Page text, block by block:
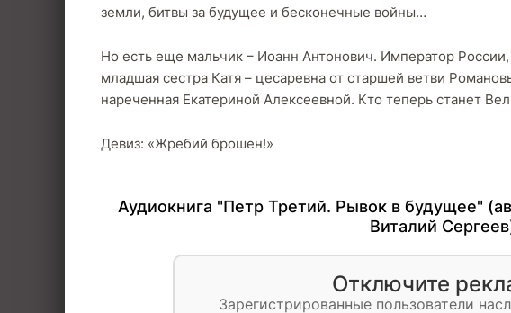
земли, битвы за будущее и бесконечные войны…
Но есть еще мальчик – Иоанн Антонович. Император
младшая сестра Катя – цесаревна от старшей ветви
нареченная Екатериной Алексеевной. Кто теперь станет
Девиз: «Жребий брошен!»
Аудиокнига "Петр Третий. Рывок в будущее"
Виталий Сергеев
Отключите
Зарегистрированные пользователи